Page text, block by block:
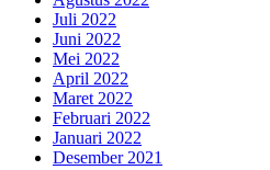
Juli 2022
Juni 2022
Mei 2022
April 2022
Maret 2022
Februari 2022
Januari 2022
Desember 2021